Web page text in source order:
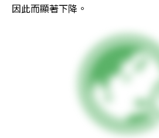
因此而顯著下降。